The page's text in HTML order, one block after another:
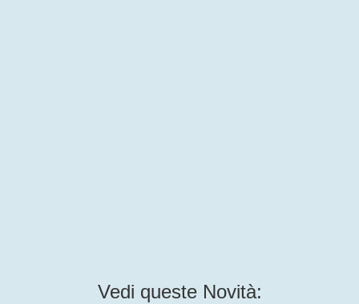
Vedi queste Novità: